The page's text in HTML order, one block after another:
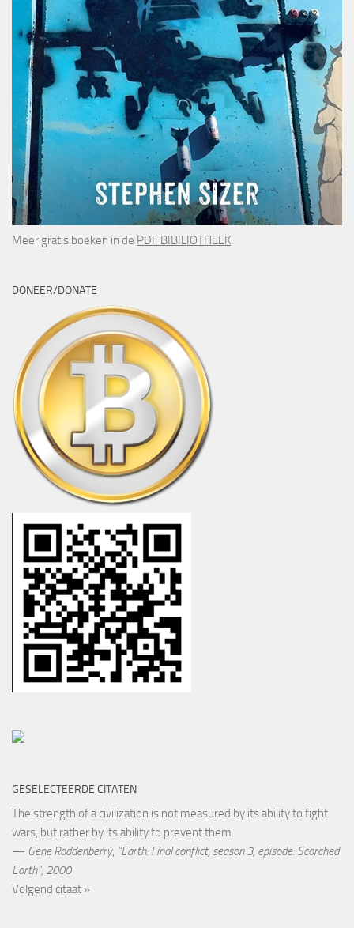
Meer gratis boeken in de PDF BIBILIOTHEEK
DONEER/DONATE
GESELECTEERDE CITATEN
The strength of a civilization is not measured by its ability to fight
wars, but rather by its ability to prevent them.
— Gene Roddenberry, “Earth: Final conflict, season 3, episode: Scorched
Earth”, 2000
Volgend citaat »